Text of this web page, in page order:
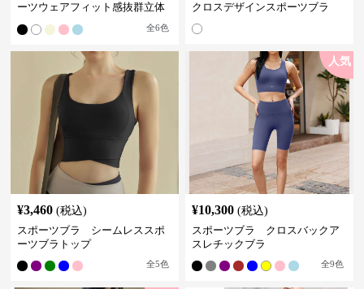
ーツウェアフィット感抜群立体
全6色
クロスデザインスポーツブラ
¥3,460 (税込)
スポーツブラ シームレススポ
ーツブラトップ
全5色
人気
¥10,300 (税込)
スポーツブラ クロスバックア
スレチックブラ
全9色